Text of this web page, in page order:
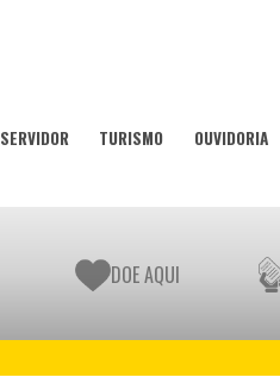
SERVIDOR TURISMO OUVIDORIA
DOE AQUI